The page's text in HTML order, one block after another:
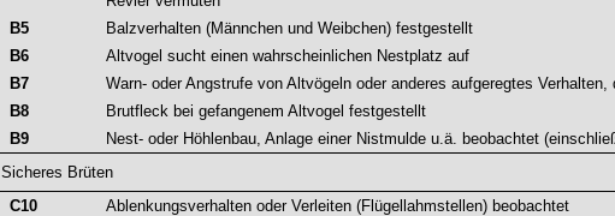
B5
Balzverhalten (Männchen und Weibchen) festgestellt
B6
Altvogel sucht einen wahrscheinlichen Nestplatz auf
B7
Warn- oder Angstrufe von Altvögeln oder anderes aufgeregtes
B8
Brutfleck bei gefangenem Altvogel festgestellt
B9
Nest- oder Höhlenbau, Anlage einer Nistmulde u.ä. beobachtet
Sicheres Brüten
C10
Ablenkungsverhalten oder Verleiten (Flügellahmstellen) beobachtet